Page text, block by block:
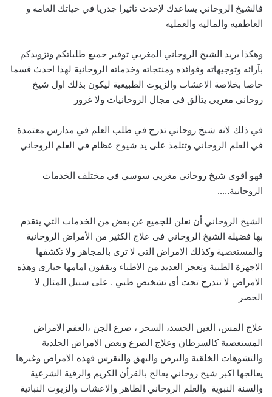
فالشيخ الروحاني يساعدك لإحدث تاثيرا جدريا في حياتك العامه و
العاطفيه والماليه والعمليه
وهكذا يريد الشيخ الروحاني المغربي توفير جميع طلباتكم وتزويدكم
بآرائه وتوجيهاته وفوائده ومنتجاته وخدماته الروحانية لهذا احدث قسما
خاصا بخلاصة الاعشاب والزيوت الطبيعية ليكون بذلك اول شيخ
روحاني مغربي يتألق في مجال الروحانيات ولا غرور
في ذلك لانه شيخ روحاني تدرج في طلب العلم في مدارس معتمدة
في العلم الروحاني وتتلمذ على يد شيوخ عظام في العلم الروحاني
فهو اقوى شيخ روحاني مغربي سوسي في مختلف الخدمات
الروحانية…..
الشيخ الروحاني أن نعلن للجميع عن بعض من الخدمات التي يتقدم
بها فضيلة الشيخ الروحاني فى علاج الكثير من الأمراض الروحانية
والمستعصية وكذلك الامراض التي لا ترى بالمجاهر ولا تكشفها
الاجهزة الطبية وتعجز العديد من الاطباء ويقفون امامها حيارى وهذه
الامراض لا تندرج تحت أى تشخيص طبي . على سبيل المثال لا
الحصر
علاج المس، العين الحسد، السحر ، صرع الجن ،العقم الامراض
المستعصية كالسرطان وعلاج الصرع وبعض الامراض الجلدية
والتشوهات الخلقية والبرص والبهق والنقرس فهذه الامراض وغيرها
يعالجها اكبر شيخ روحاني يعالج بالقرأن الكريم والرقية الشرعية
والسنة النبوية والعلم الروحاني الطاهر والاعشاب والزيوت النباتية